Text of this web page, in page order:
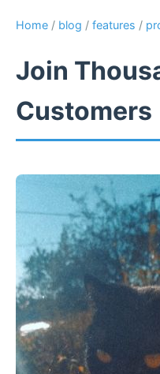
Home / blog / features /
Join
Customers